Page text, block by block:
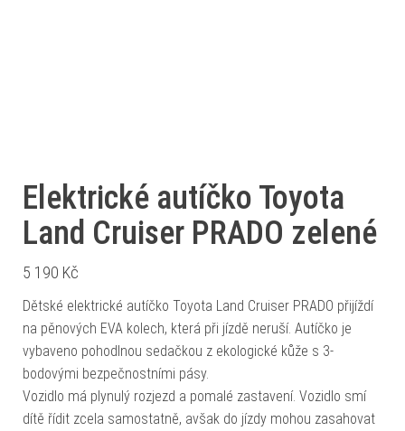
Elektrické autíčko Toyota
Land Cruiser PRADO zelené
5 190 Kč
Dětské elektrické autíčko Toyota Land Cruiser PRADO přijíždí
na pěnových EVA kolech, která při jízdě neruší. Autíčko je
vybaveno pohodlnou sedačkou z ekologické kůže s 3-
bodovými bezpečnostními pásy.
Vozidlo má plynulý rozjezd a pomalé zastavení. Vozidlo smí
dítě řídit zcela samostatně, avšak do jízdy mohou zasahovat